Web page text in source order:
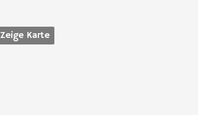
Zeige Karte